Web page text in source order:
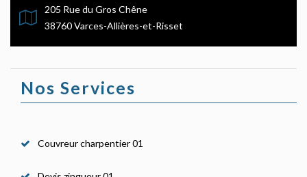
205 Rue du Gros Chêne
38760 Varces-Allières-et-Risset
Nos Services
Couvreur charpentier 01